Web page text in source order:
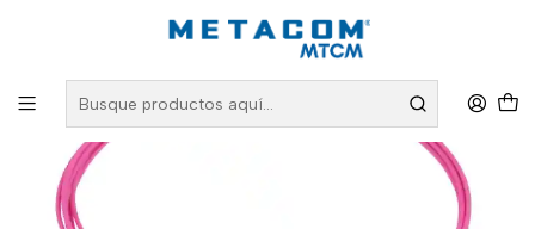
Fibra Óptica
Jumpers y Pigtails para Fibra Óptica
Pigtail OM4 (50/125)1,5 m LC Par